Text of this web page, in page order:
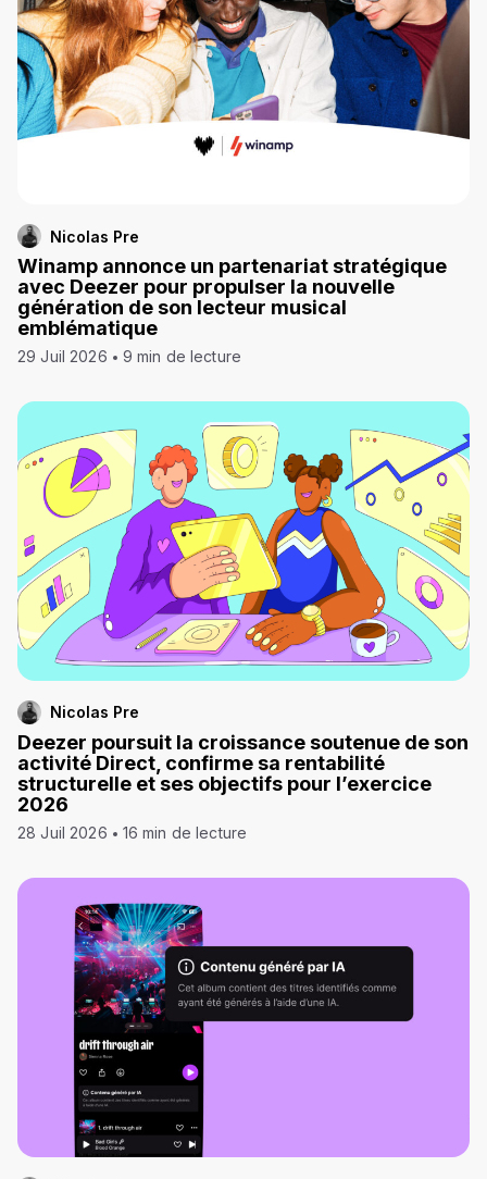
Nicolas Pre
Winamp annonce un partenariat stratégique
avec Deezer pour propulser la nouvelle
génération de son lecteur musical
emblématique
29 Juil 2026 9 min de lecture
Nicolas Pre
Deezer poursuit la croissance soutenue de son
activité Direct, confirme sa rentabilité
structurelle et ses objectifs pour l’exercice
2026
28 Juil 2026 16 min de lecture